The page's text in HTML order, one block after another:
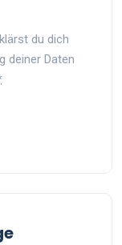
du dich
deiner Daten